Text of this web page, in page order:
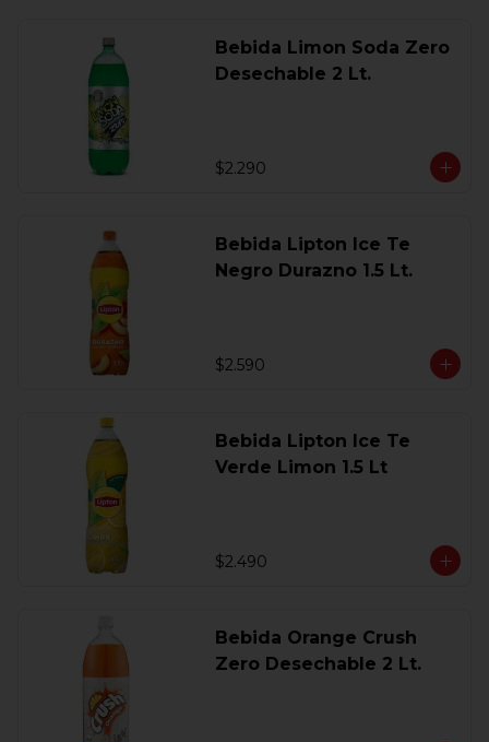
Bebida Limon Soda Zero
Desechable 2 Lt.
$2.290
Bebida Lipton Ice Te
Negro Durazno 1.5 Lt.
$2.590
Bebida Lipton Ice Te
Verde Limon 1.5 Lt
$2.490
Bebida Orange Crush
Zero Desechable 2 Lt.